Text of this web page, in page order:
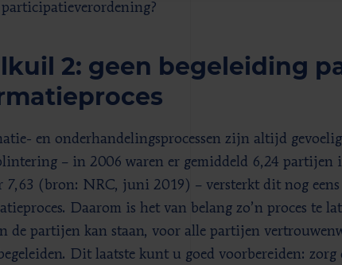
participatieverordening?
2: geen begeleiding
en onderhandelingsprocessen zijn altijd
– in 2006 waren er gemiddeld 6,24 partijen
7,63 (bron: NRC, juni 2019) – versterkt dit nog
Daarom is het van belang zo’n proces te
de partijen kan staan, voor alle partijen
Dit laatste kunt u goed voorbereiden: zorg